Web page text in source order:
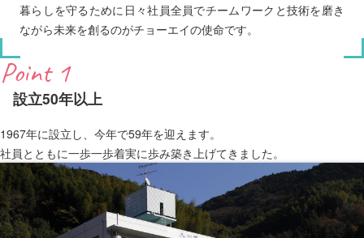
暮らしを守るために日々社員全員でチームワークと技術を磨き
ながら未来を創るのがチョーエイの使命です。
Point 1
設立50年以上
1967年に設立し、今年で59年を迎えます。
社員とともに一歩一歩着実に歩み築き上げてきました。